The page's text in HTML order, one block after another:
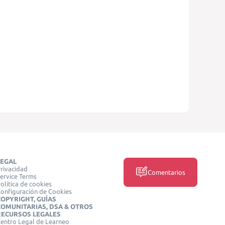
Terms
de cookies
de Cookies
GUÍAS
DSA & OTROS
LEGALES
Legal de Learneo
Comentarios